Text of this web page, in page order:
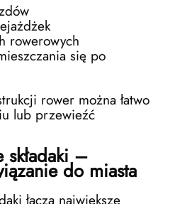
rowerowych
się po
rower można łatwo
lub przewieźć
składaki –
do miasta